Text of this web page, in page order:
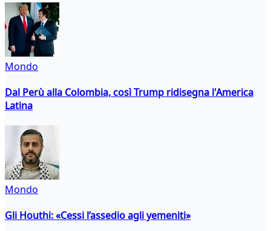
Mondo
Dal Perù alla Colombia, così Trump ridisegna l'America
Latina
Mondo
Gli Houthi: «Cessi l’assedio agli yemeniti»